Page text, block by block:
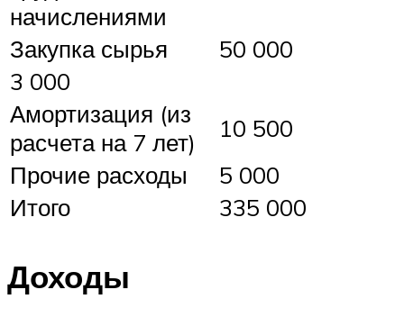
начислениями
Закупка сырья
50 000
3 000
Амортизация (из
расчета на 7 лет)
10 500
Прочие расходы
5 000
Итого
335 000
Доходы